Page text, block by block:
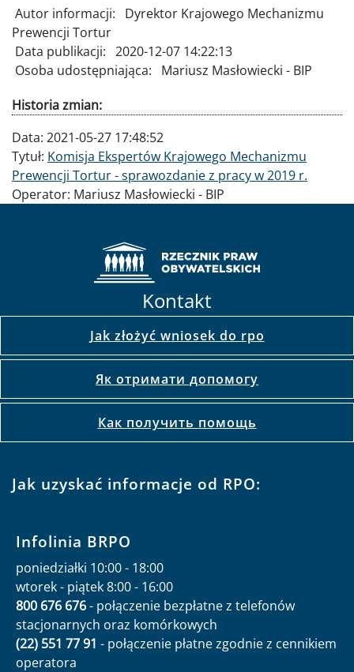
Autor informacji:
Dyrektor Krajowego Mechanizmu
Prewencji Tortur
Data publikacji: 2020-12-07 14:22:13
Osoba udostępniająca:
Mariusz Masłowiecki - BIP
Historia zmian:
Data: 2021-05-27 17:48:52
Tytuł: Komisja Ekspertów Krajowego Mechanizmu
Prewencji Tortur - sprawozdanie z pracy w 2019 r.
Operator: Mariusz Masłowiecki - BIP
Kontakt
Jak złożyć wniosek do rpo
Як отримати допомогу
Как получить помощь
Jak uzyskać informacje od RPO:
Infolinia BRPO
poniedziałki 10:00 - 18:00
wtorek - piątek 8:00 - 16:00
800 676 676- połączenie bezpłatne z telefonów
stacjonarnych oraz komórkowych
(22) 551 77 91 - połączenie płatne zgodnie z cennikiem
operatora